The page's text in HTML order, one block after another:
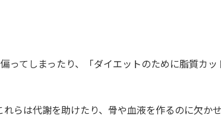
てしまったり、「ダイエットのために脂質カ
れらは代謝を助けたり、骨や血液を作るのに欠かせ